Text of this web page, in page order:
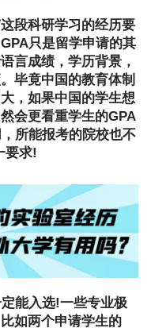
段科研学习的经历要
只是留学申请的其
言成绩，学历背景，
毕竟中国的教育体制
，如果中国的学生想
会更看重学生的GPA
所能报考的院校也不
要求!
能入选!一些专业极
如两个申请学生的